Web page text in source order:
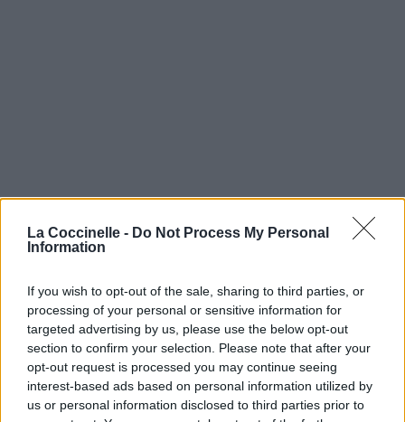
La Coccinelle - Do Not Process My Personal
Information
If you wish to opt-out of the sale, sharing to third parties, or
processing of your personal or sensitive information for
targeted advertising by us, please use the below opt-out
section to confirm your selection. Please note that after your
opt-out request is processed you may continue seeing
interest-based ads based on personal information utilized by
us or personal information disclosed to third parties prior to